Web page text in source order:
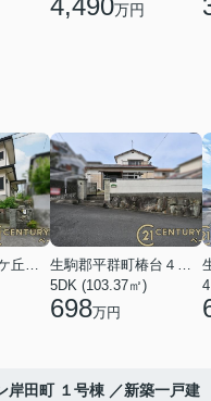
4,490万円
生駒郡平群町緑ケ丘５丁目
生駒郡平群町椿台４丁目
5DK (103.37㎡)
698万円
岸田町 １号棟 ／新築一戸建